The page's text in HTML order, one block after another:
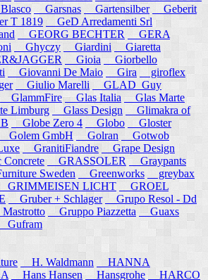
Garsnas Gartensilber
Geberit
T 1819
GeD Arredamenti Srl
GEORG BECHTER
GERA
Ghyczy Giardini
Giaretta
Gioia
Giorbello
Giovanni De Maio Gira
giroflex
Giulio Marelli
GLAD_Guy
GlammFire Glas Italia
Glas Marte
Limburg
Glass Design
Glimakra of
Globe Zero 4 Globo
Gloster
Golem GmbH Golran
Gotwob
GranitiFiandre
Grape Design
GRASSOLER
Graypants
Sweden
Greenworks
greybax
GRIMMEISEN LICHT
GROEL
Gruber + Schlager
Grupo Resol - Dd
Gruppo Piazzetta
Guaxs
Gufram
H. Waldmann
HANNA
Hans Hansen Hansgrohe HARCO